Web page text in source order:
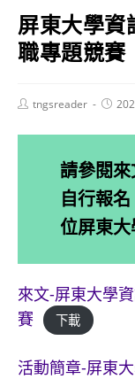
屏東大學資
職專題競賽
Posttngsreader
Post
請參閱
自行報
位屏東大
來文-屏東大學
賽
下載
活動簡章-屏東